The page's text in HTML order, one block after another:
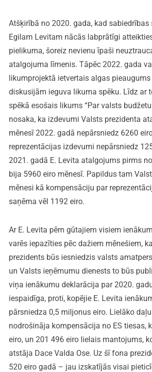
Atšķirībā no 2020. gada, kad sabiedrības
Egilam Levitam nācās labprātīgi
pielikuma, šoreiz nevienu īpaši
atalgojuma līmenis. Tāpēc 2022. gada
likumprojektā ietvertais algas
diskusijām ieguva likuma spēku. Līdz ar
spēkā esošais likums “Par valsts
nosaka, ka izdevumi Valsts prezidenta
mēnesī 2022. gadā nepārsniedz 6260
reprezentācijas izdevumi nepārsniedz
2021. gadā E. Levita atalgojums pirms
bija 5960 eiro mēnesī. Papildus tam
mēnesi kā kompensāciju par
saņēma vēl 1192 eiro.
Ar E. Levita pērn gūtajiem visiem
varēs iepazīties pēc dažiem mēnešiem,
prezidents būs iesniedzis valsts
un Valsts ieņēmumu dienests to būs
viņa ienākumu deklarācija par 2020.
iespaidīga, proti, kopējie E. Levita
pārsniedza 0,5 miljonus eiro. Lielāko
nodrošināja kompensācija no ES tiesas,
eiro, un 201 496 eiro lielais mantojums,
atstāja Dace Valda Ose. Uz šī fona
520 eiro gadā – jau izskatījās visai